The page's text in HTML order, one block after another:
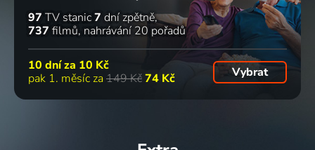
97 TV stanic7 dní zpětně
737 filmů nahrávání 20 pořadů
10 dní za 10 Kč
pak 1. měsíc za 149 Kč74 Kč Vybrat